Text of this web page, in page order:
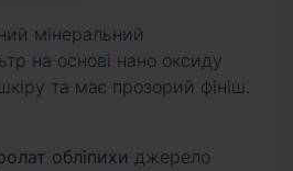
мінеральний
на основі нано оксиду
та має прозорий фініш.
обліпихи джерело